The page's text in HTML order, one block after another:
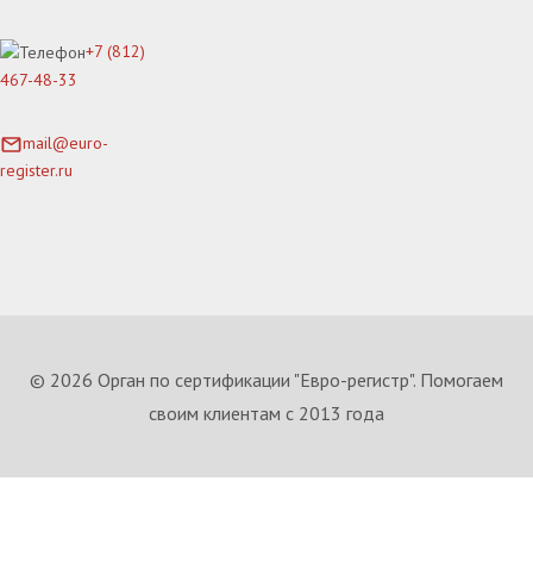
+7 (812)
467-48-33
mail@euro-
register.ru
© 2026 Орган по сертификации "Евро-регистр". Помогаем
своим клиентам с 2013 года